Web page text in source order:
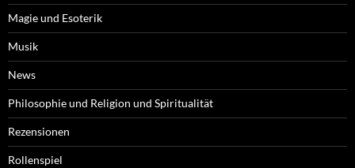
Magie und Esoterik
Musik
News
Philosophie und Religion und Spiritualität
Rezensionen
Rollenspiel